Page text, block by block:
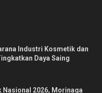
Industri Kosmetik dan
Daya Saing
Nasional 2026, Morinaga